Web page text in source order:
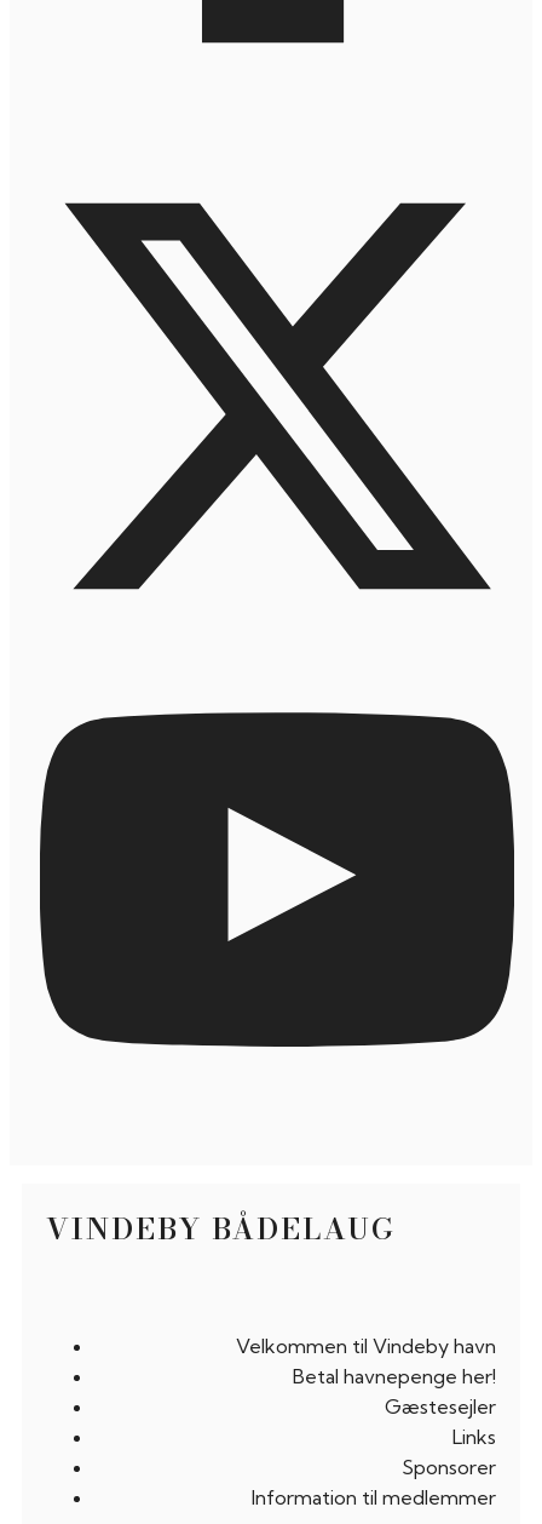
VINDEBY BÅDELAUG
Velkommen til Vindeby havn
Betal havnepenge her!
Gæstesejler
Links
Sponsorer
Information til medlemmer